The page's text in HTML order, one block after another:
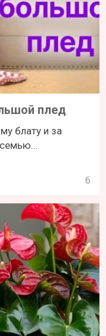
плед
блату и за
6